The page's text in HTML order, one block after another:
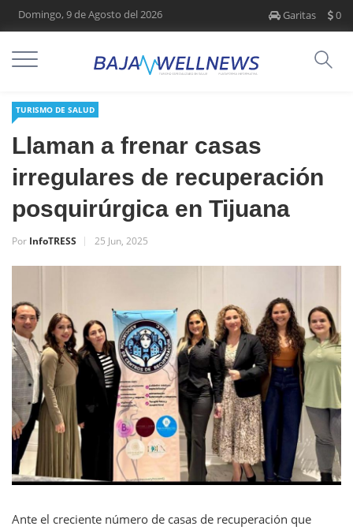
Domingo, 9 de Agosto del 2026 Garitas 0
TURISMO DE SALUD
Llaman a frenar casas
irregulares de recuperación
posquirúrgica en Tijuana
Por InfoTRESS 25 Jun, 2025
Ante el creciente número de casas de recuperación que